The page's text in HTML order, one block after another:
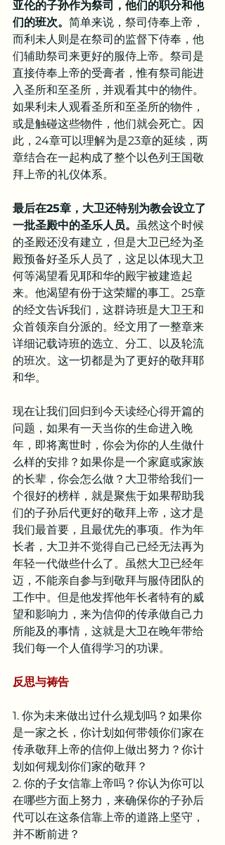
亚伦的子孙作为祭司，他们的职分和他
们的班次。 简单来说，祭司侍奉上帝，
而利未人则是在祭司的监督下侍奉，他
们辅助祭司来更好的服侍上帝。祭司是
直接侍奉上帝的受膏者，惟有祭司能进
入圣所和至圣所，并观看其中的物件。
如果利未人观看圣所和至圣所的物件，
或是触碰这些物件，他们就会死亡。因
此，24章可以理解为是23章的延续，两
章结合在一起构成了整个以色列王国敬
拜上帝的礼仪体系。
最后在25章，大卫还特别为教会设立了
一批圣殿中的圣乐人员。 虽然这个时候
的圣殿还没有建立，但是大卫已经为圣
殿预备好圣乐人员了，这足以体现大卫
何等渴望看见耶和华的殿宇被建造起
来。他渴望有份于这荣耀的事工。25章
的经文告诉我们，这群诗班是大卫王和
众首领亲自分派的。经文用了一整章来
详细记载诗班的选立、分工、以及轮流
的班次。这一切都是为了更好的敬拜耶
和华。
现在让我们回归到今天读经心得开篇的
问题，如果有一天当你的生命进入晚
年，即将离世时，你会为你的人生做什
么样的安排？如果你是一个家庭或家族
的长辈，你会怎么做？大卫带给我们一
个很好的榜样，就是聚焦于如果帮助我
们的子孙后代更好的敬拜上帝，这才是
我们最首要，且最优先的事项。作为年
长者，大卫并不觉得自己已经无法再为
年轻一代做些什么了。虽然大卫已经年
迈，不能亲自参与到敬拜与服侍团队的
工作中。但是他发挥他年长者特有的威
望和影响力，来为信仰的传承做自己力
所能及的事情，这就是大卫在晚年带给
我们每一个人值得学习的功课。
反思与祷告
1. 你为未来做出过什么规划吗？如果你
是一家之长，你计划如何带领你们家在
传承敬拜上帝的信仰上做出努力？你计
划如何规划你们家的敬拜？
2. 你的子女信靠上帝吗？你认为你可以
在哪些方面上努力，来确保你的子孙后
代可以在这条信靠上帝的道路上坚守，
并不断前进？